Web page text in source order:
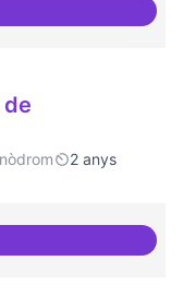
programari lliure
2 anys
del Model de